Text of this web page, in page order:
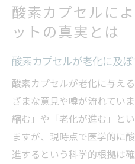
酸素カプセルに
ットの真実とは
酸素カプセルが老化に及
酸素カプセルが老化に与え
ざまな意見や噂が流れてい
縮む」や「老化が進む」と
ますが、現時点で医学的に
進するという科学的根拠は